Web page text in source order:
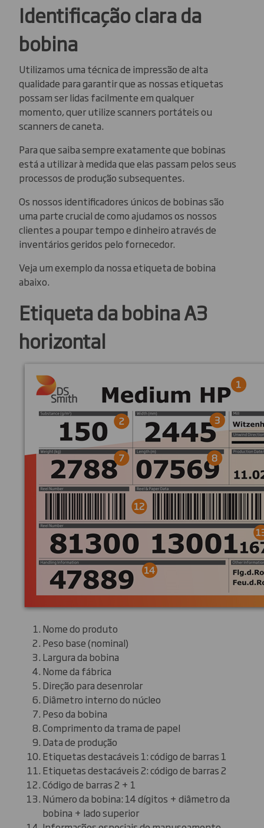
Identificação clara da
bobina
Utilizamos uma técnica de impressão de alta
qualidade para garantir que as nossas etiquetas
possam ser lidas facilmente em qualquer
momento, quer utilize scanners portáteis ou
scanners de caneta.
Para que saiba sempre exatamente que bobinas
está a utilizar à medida que elas passam pelos seus
processos de produção subsequentes.
Os nossos identificadores únicos de bobinas são
uma parte crucial de como ajudamos os nossos
clientes a poupar tempo e dinheiro através de
inventários geridos pelo fornecedor.
Veja um exemplo da nossa etiqueta de bobina
abaixo.
Etiqueta da bobina A3
horizontal
Nome do produto
Peso base (nominal)
Largura da bobina
Nome da fábrica
Direção para desenrolar
Diâmetro interno do núcleo
Peso da bobina
Comprimento da trama de papel
Data de produção
Etiquetas destacáveis 1: código de barras 1
Etiquetas destacáveis 2: código de barras 2
Código de barras 2 + 1
Número da bobina: 14 dígitos + diâmetro da
bobina + lado superior